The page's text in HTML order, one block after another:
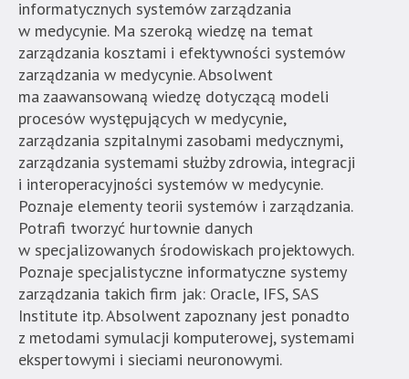
bezpośrednio
pod
wiadomością.
Strona
została
wyposażona
dedykowane
skróty
klawiaturowe,
zatem
nawigacja
obsługiwana
jest
informatycznych systemów zarządzania
w medycynie. Ma szeroką wiedzę na temat
zarządzania kosztami i efektywności systemów
zarządzania w medycynie. Absolwent
ma zaawansowaną wiedzę dotyczącą modeli
procesów występujących w medycynie,
zarządzania szpitalnymi zasobami medycznymi,
zarządzania systemami służby zdrowia, integracji
i interoperacyjności systemów w medycynie.
Poznaje elementy teorii systemów i zarządzania.
Potrafi tworzyć hurtownie danych
w specjalizowanych środowiskach projektowych.
Poznaje specjalistyczne informatyczne systemy
zarządzania takich firm jak: Oracle, IFS, SAS
Institute itp. Absolwent zapoznany jest ponadto
z metodami symulacji komputerowej, systemami
ekspertowymi i sieciami neuronowymi.